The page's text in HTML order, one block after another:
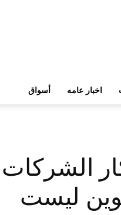
أسواق اخبار عامه
الشركات